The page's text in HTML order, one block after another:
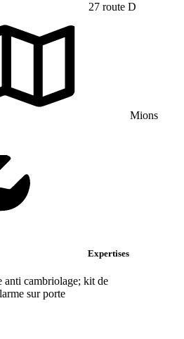
27 route D
Mions
Expertises
anti cambriolage; kit de
sur porte